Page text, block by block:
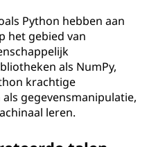
Python hebben aan
het gebied van
als NumPy,
krachtige
gegevensmanipulatie,
leren.